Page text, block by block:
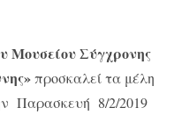
Μουσείου Σύγχρονης
προσκαλεί τα μέλη
Παρασκευή 8/2/2019